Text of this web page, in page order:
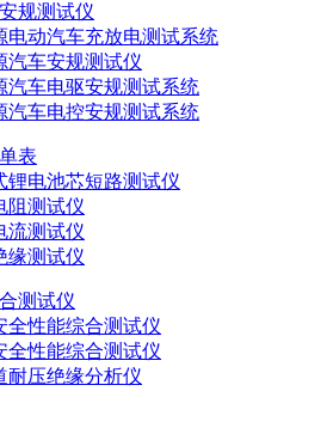
规测试仪
电动汽车充放电测试系统
汽车安规测试仪
汽车电驱安规测试系统
汽车电控安规测试系统
表
锂电池芯短路测试仪
阻测试仪
流测试仪
缘测试仪
测试仪
全性能综合测试仪
全性能综合测试仪
耐压绝缘分析仪